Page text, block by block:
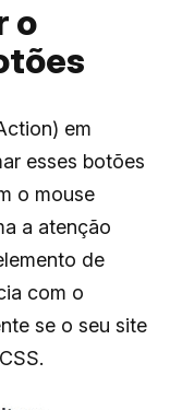
o
em
esses botões
o mouse
a atenção
de
com o
se o seu site